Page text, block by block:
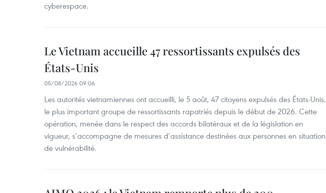
cyberespace.
Le Vietnam accueille 47 ressortissants expulsés des
États-Unis
05/08/2026 09:06
Les autorités vietnamiennes ont accueilli, le 5 août, 47 citoyens expulsés des États-Unis,
le plus important groupe de ressortissants rapatriés depuis le début de 2026. Cette
opération, menée dans le respect des accords bilatéraux et de la législation en
vigueur, s’accompagne de mesures d’assistance destinées aux personnes en situation
de vulnérabilité.